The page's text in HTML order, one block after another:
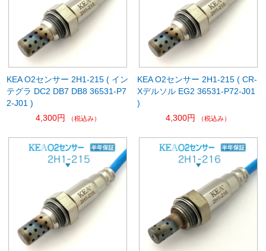
KEA O2センサー 2H1-215 ( イン
テグラ DC2 DB7 DB8 36531-P7
2-J01 )
4,300円
（税込み）
KEA O2センサー 2H1-215 ( CR-
Xデルソル EG2 36531-P72-J01
)
4,300円
（税込み）